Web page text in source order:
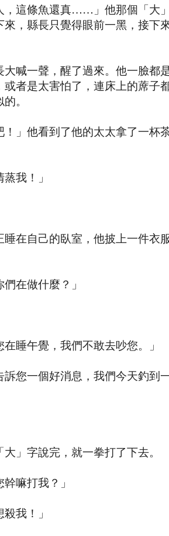
，這條魚還真……」他那個「大
來，縣長只覺得眼前一黑，接下
大喊一聲，醒了過來。他一臉都
或者是太害怕了，連床上的蓆子
。
！」他看到了他的太太拿了一杯
我！」
睡在自己的臥室，他披上一件衣
在做什麼？」
在睡午覺，我們不敢去吵您。」
訴您一個好消息，我們今天釣到
」字說完，就一拳打了下去。
嘛打我？」
我！」